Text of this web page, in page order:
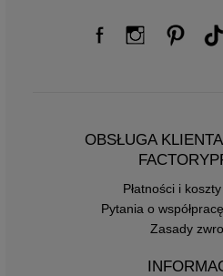
OBSŁUGA
Płatności i
Pytania o
Zasady